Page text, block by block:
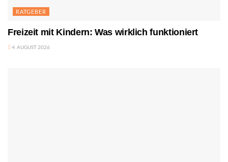
RATGEBER
Freizeit mit Kindern: Was wirklich funktioniert
4. AUGUST 2026